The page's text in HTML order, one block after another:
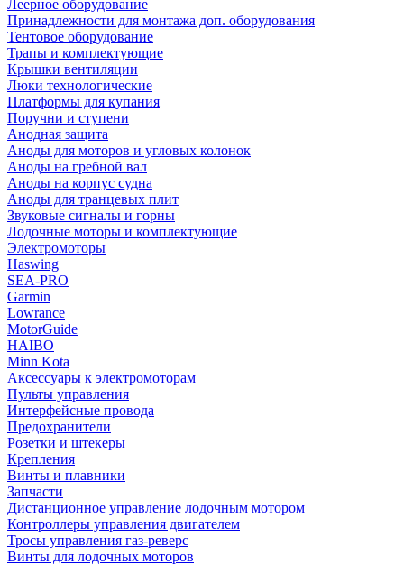
Леерное оборудование
Принадлежности для монтажа доп. оборудования
Тентовое оборудование
Трапы и комплектующие
Крышки вентиляции
Люки технологические
Платформы для купания
Поручни и ступени
Анодная защита
Аноды для моторов и угловых колонок
Аноды на гребной вал
Аноды на корпус судна
Аноды для транцевых плит
Звуковые сигналы и горны
Лодочные моторы и комплектующие
Электромоторы
Haswing
SEA-PRO
Garmin
Lowrance
MotorGuide
HAIBO
Minn Kota
Аксессуары к электромоторам
Пульты управления
Интерфейсные провода
Предохранители
Розетки и штекеры
Крепления
Винты и плавники
Запчасти
Дистанционное управление лодочным мотором
Контроллеры управления двигателем
Тросы управления газ-реверс
Винты для лодочных моторов